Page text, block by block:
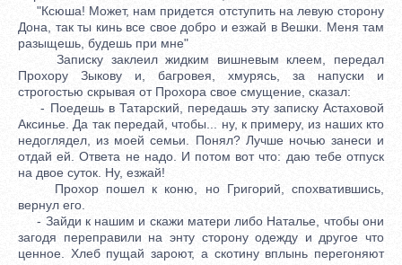
"Ксюша! Может, нам придется отступить на левую сторону
Дона, так ты кинь все свое добро и езжай в Вешки. Меня там
разыщешь, будешь при мне"
Записку заклеил жидким вишневым клеем, передал
Прохору Зыкову и, багровея, хмурясь, за напуски и
строгостью скрывая от Прохора свое смущение, сказал:
- Поедешь в Татарский, передашь эту записку Астаховой
Аксинье. Да так передай, чтобы... ну, к примеру, из наших кто
недоглядел, из моей семьи. Понял? Лучше ночью занеси и
отдай ей. Ответа не надо. И потом вот что: даю тебе отпуск
на двое суток. Ну, езжай!
Прохор пошел к коню, но Григорий, спохватившись,
вернул его.
- Зайди к нашим и скажи матери либо Наталье, чтобы они
загодя переправили на энту сторону одежду и другое что
ценное. Хлеб пущай зароют, а скотину вплынь перегоняют